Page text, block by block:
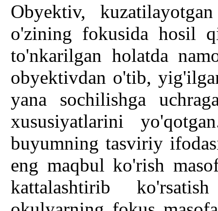
Obyektiv,
o'zining fokusida hosil
to'nkarilgan holatda
obyektivdan o'tib,
yana sochilishga
xususiyatlarini
buyumning tasviriy
eng maqbul ko'rish
kattalashtirib